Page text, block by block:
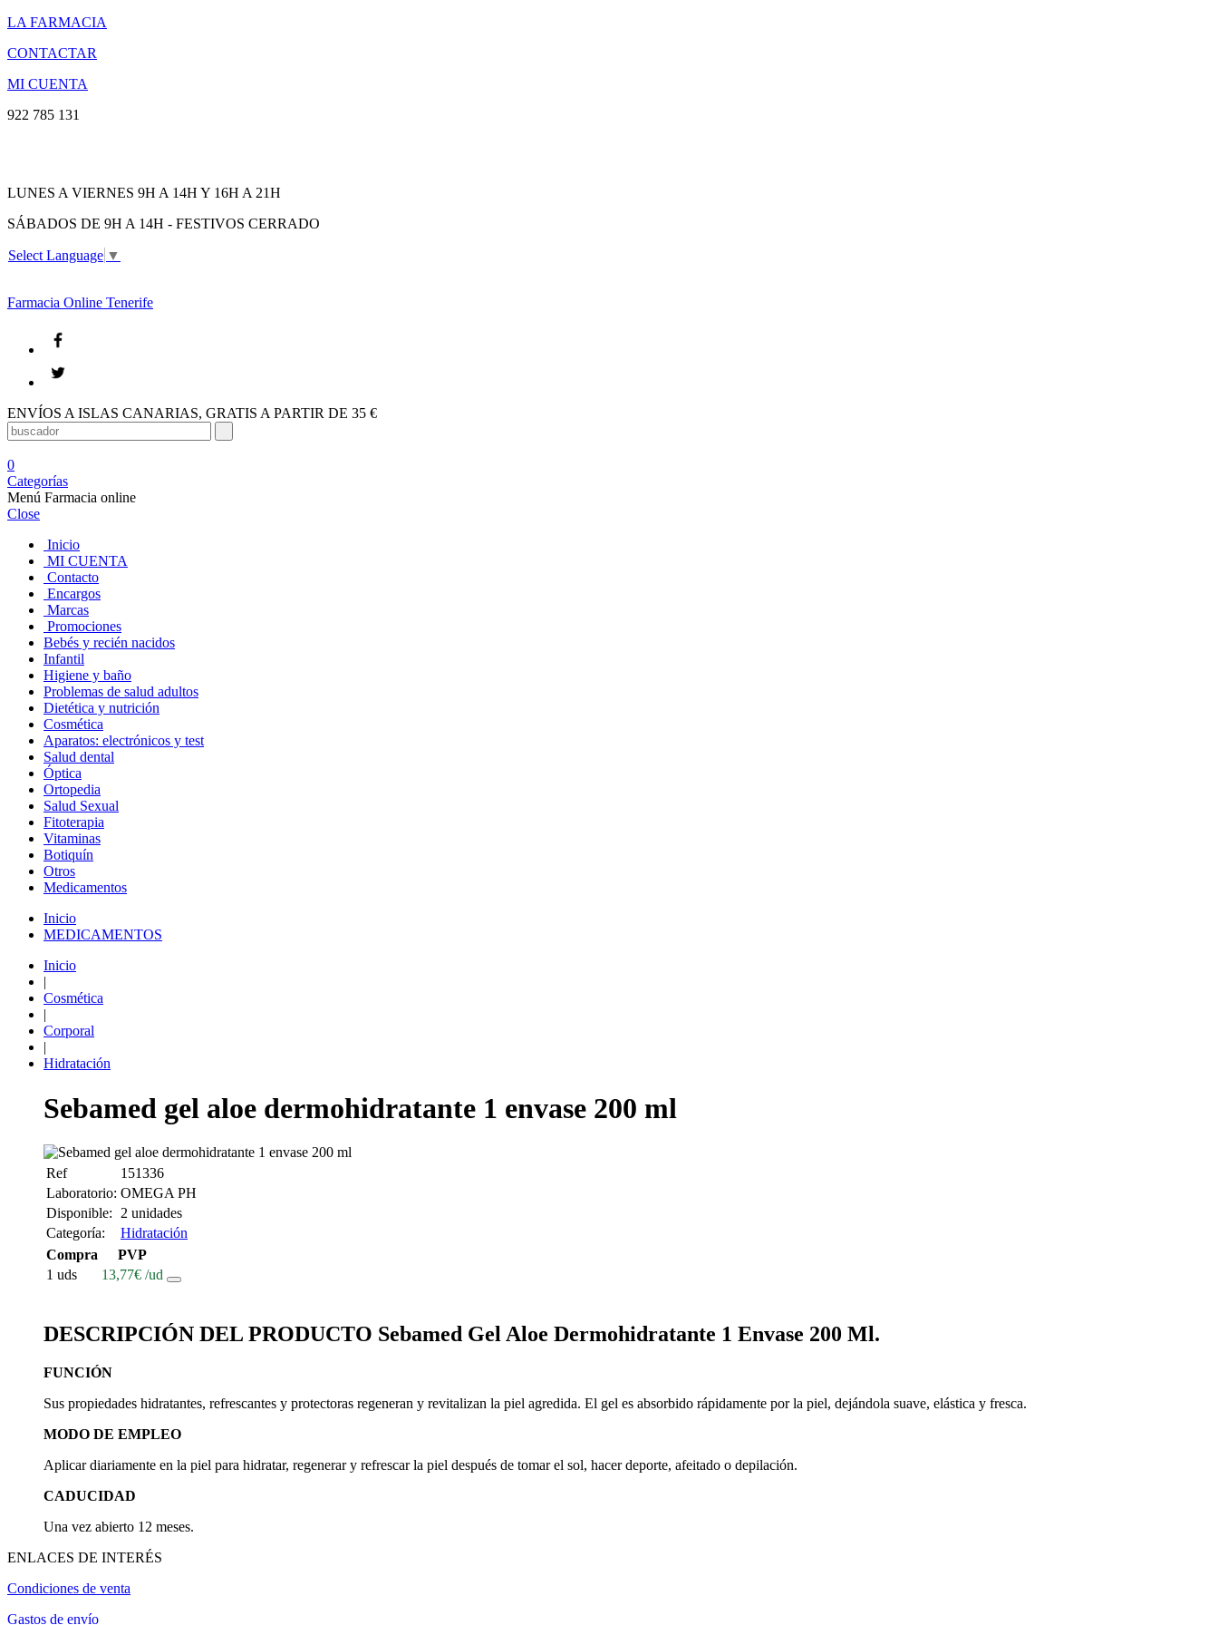
LA FARMACIA
CONTACTAR
MI CUENTA
922 785 131
LUNES A VIERNES 9H A 14H Y 16H A 21H
SÁBADOS DE 9H A 14H - FESTIVOS CERRADO
Select Language ▼
Farmacia Online Tenerife
ENVÍOS A ISLAS CANARIAS, GRATIS A PARTIR DE 35 €
0
Categorías
Menú Farmacia online
Close
Inicio
MI CUENTA
Contacto
Encargos
Marcas
Promociones
Bebés y recién nacidos
Infantil
Higiene y baño
Problemas de salud adultos
Dietética y nutrición
Cosmética
Aparatos: electrónicos y test
Salud dental
Óptica
Ortopedia
Salud Sexual
Fitoterapia
Vitaminas
Botiquín
Otros
Medicamentos
Inicio
MEDICAMENTOS
Inicio
|
Cosmética
|
Corporal
|
Hidratación
Sebamed gel aloe dermohidratante 1 envase 200 ml
Ref
151336
Laboratorio: OMEGA PH
Disponible:
2 unidades
Categoría:
Hidratación
Compra
PVP
1 uds
13,77€ /ud
DESCRIPCIÓN DEL PRODUCTO Sebamed Gel Aloe Dermohidratante 1 Envase 200 Ml.
FUNCIÓN
Sus propiedades hidratantes, refrescantes y protectoras regeneran y revitalizan la piel agredida. El gel es absorbido rápidamente por la piel, dejándola suave, elástica y fresca.
MODO DE EMPLEO
Aplicar diariamente en la piel para hidratar, regenerar y refrescar la piel después de tomar el sol, hacer deporte, afeitado o depilación.
CADUCIDAD
Una vez abierto 12 meses.
ENLACES DE INTERÉS
Condiciones de venta
Gastos de envío